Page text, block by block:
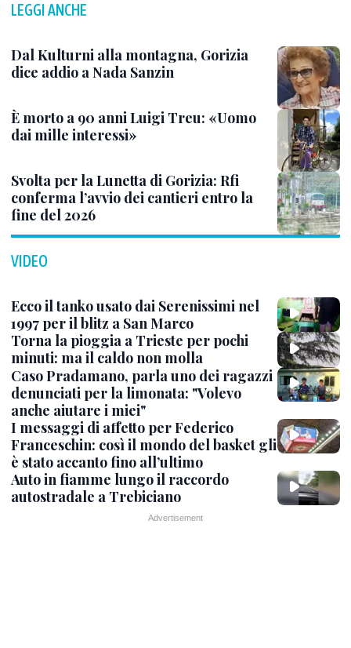
LEGGI ANCHE
Dal Kulturni alla montagna, Gorizia
dice addio a Nada Sanzin
È morto a 90 anni Luigi Treu: «Uomo
dai mille interessi»
Svolta per la Lunetta di Gorizia: Rfi
conferma l’avvio dei cantieri entro la
fine del 2026
VIDEO
Ecco il tanko usato dai Serenissimi nel
1997 per il blitz a San Marco
Torna la pioggia a Trieste per pochi
minuti: ma il caldo non molla
Caso Pradamano, parla uno dei ragazzi
denunciati per la limonata: "Volevo
anche aiutare i miei"
I messaggi di affetto per Federico
Franceschin: così il mondo del basket gli
è stato accanto fino all’ultimo
Auto in fiamme lungo il raccordo
autostradale a Trebiciano